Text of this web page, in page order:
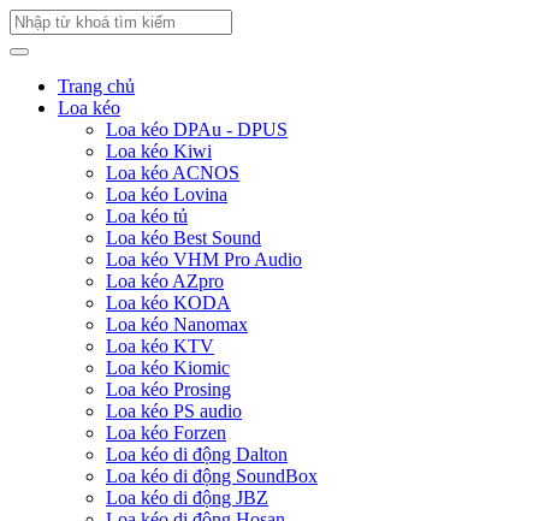
Trang chủ
Loa kéo
Loa kéo DPAu - DPUS
Loa kéo Kiwi
Loa kéo ACNOS
Loa kéo Lovina
Loa kéo tủ
Loa kéo Best Sound
Loa kéo VHM Pro Audio
Loa kéo AZpro
Loa kéo KODA
Loa kéo Nanomax
Loa kéo KTV
Loa kéo Kiomic
Loa kéo Prosing
Loa kéo PS audio
Loa kéo Forzen
Loa kéo di động Dalton
Loa kéo di động SoundBox
Loa kéo di động JBZ